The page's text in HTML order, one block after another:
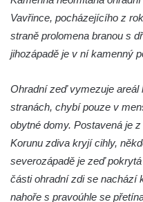
Kostel svatého Havla v
Kaple Krista v žaláři u
svatého Kříže ve Frýdlantu
Kostel Krista Spasitele
Kaple Getsemanské
cestě na Křížovém vrchu
Kaple Božího hrobu na
Křížovém vrchu ve
Vavřince, pocházejícího z
straně prolomena branou s
jihozápadě je v ní kamenný
Ohradní zeď vymezuje
stranách, chybí pouze v
obytné domy. Postavená je
Korunu zdiva kryjí cihly,
severozápadě je zeď
části ohradní zdi se nachází
nahoře s pravoúhle se